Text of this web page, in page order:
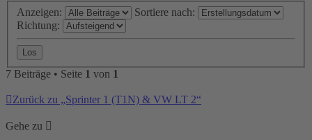
Anzeigen:
Sortiere nach:
Richtung:
7 Beiträge • Seite 1 von 1
Zurück zu „Sprinter 1 (T1N) & VW LT 2“
Gehe zu